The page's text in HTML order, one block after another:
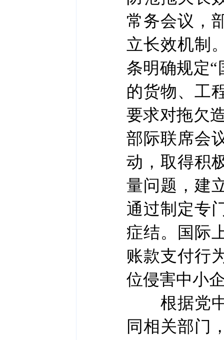
常务会议，
立长效机制
条明确规定
的货物、工
要求对拖欠
部际联席会
动，取得积
量问题，建
通过制定专
症结。国际
账款支付行
位侵害中小
根据党中
同相关部门